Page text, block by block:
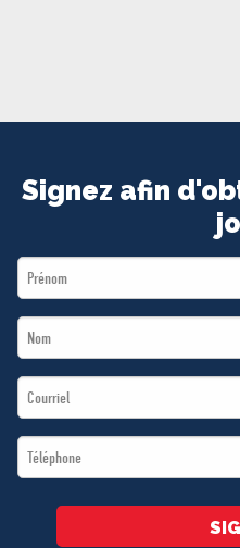
BOUTIQUE
Signez afin
First
Name
Last
Name
Email
*
Téléphone
*